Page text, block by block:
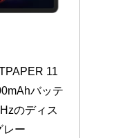
11
バッテ
のディス
レー